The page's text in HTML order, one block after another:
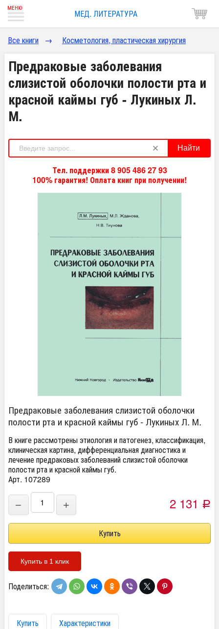
МЕД. ЛИТЕРАТУРА
Все книги → Косметология, пластическая хирургия
Предраковые заболевания
слизистой оболочки полости рта и
красной каймы губ - Лукиных Л.
М.
Найти
Тел. поддержки 8 905 486 27 93
100% гарантия! Оплата книг при получении!
Предраковые заболевания слизистой оболочки
полости рта и красной каймы губ - Лукиных Л. М.
В книге рассмотрены этиология и патогенез, классификация,
клиническая картина, дифференциальная диагностика и
лечение предраковых заболеваний слизистой оболочки
полости рта и красной каймы губ.
Арт. 107289
− + 2 131 Р
Купить в 1 клик
Поделиться:
Купить
Характеристики